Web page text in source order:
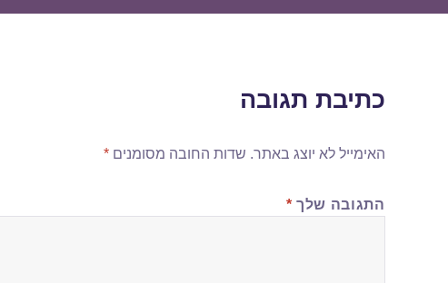
כתיבת תגובה
האימייל לא יוצג באתר. שדות החובה מסומנים*
התגובה שלך *